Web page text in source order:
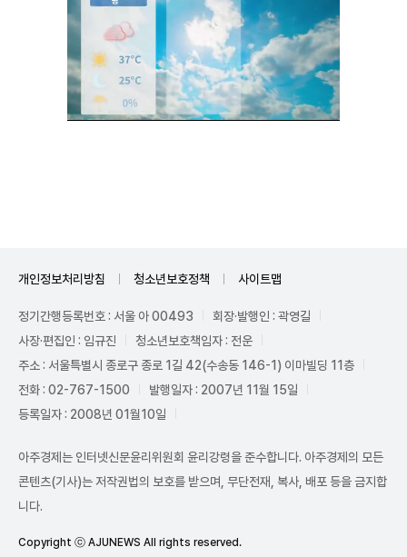
개인정보처리방침 청소년보호정책 사이트맵
정기간행등록번호 : 서울 아 00493
회장·발행인 : 곽영길
사장·편집인 : 임규진
청소년보호책임자 : 전운
주소 : 서울특별시 종로구 종로 1길 42(수송동 146-1) 이마빌딩 11층
전화 : 02-767-1500
발행일자 : 2007년 11월 15일
등록일자 : 2008년 01월10일
아주경제는 인터넷신문윤리위원회 윤리강령을 준수합니다. 아주경제의 모든
콘텐츠(기사)는 저작권법의 보호를 받으며, 무단전재, 복사, 배포 등을 금지합
니다.
Copyright ⓒ AJUNEWS All rights reserved.